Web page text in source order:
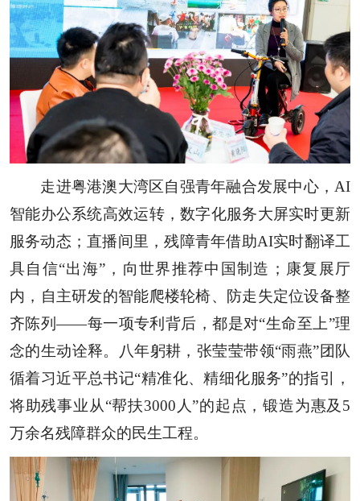
走进粤港澳大湾区自强青年融合发展中心，AI
智能办公系统高效运转，数字化服务大屏实时更新
服务动态；直播间里，残障青年借助AI实时翻译工
具自信“出海”，向世界推荐中国制造；康复展厅
内，自主研发的智能爬楼轮椅、防走失定位设备整
齐陈列——每一项专利背后，都是对“生命至上”理
念的生动诠释。八年躬耕，张莹莹带领“雨燕”团队
循着习近平总书记“精准化、精细化服务”的指引，
将助残事业从“帮扶3000人”的起点，锻造为惠及5
万余名残障群众的民生工程。